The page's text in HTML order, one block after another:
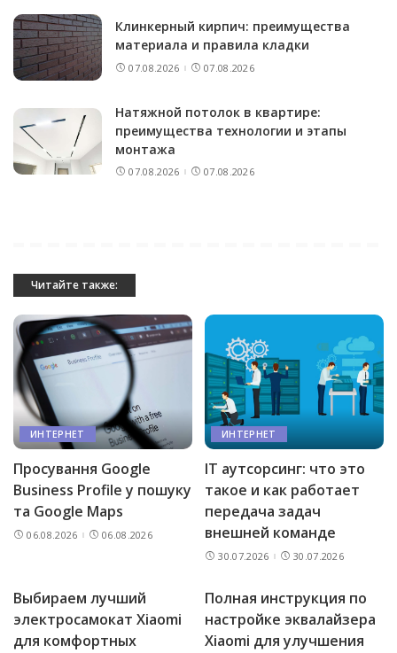
Клинкерный кирпич: преимущества
материала и правила кладки
07.08.2026 07.08.2026
Натяжной потолок в квартире:
преимущества технологии и этапы
монтажа
07.08.2026 07.08.2026
Читайте также:
ИНТЕРНЕТ
Просування Google
Business Profile у пошуку
та Google Maps
06.08.2026 06.08.2026
ИНТЕРНЕТ
IT аутсорсинг: что это
такое и как работает
передача задач
внешней команде
30.07.2026 30.07.2026
Выбираем лучший
электросамокат Xiaomi
для комфортных
Полная инструкция по
настройке эквалайзера
Xiaomi для улучшения